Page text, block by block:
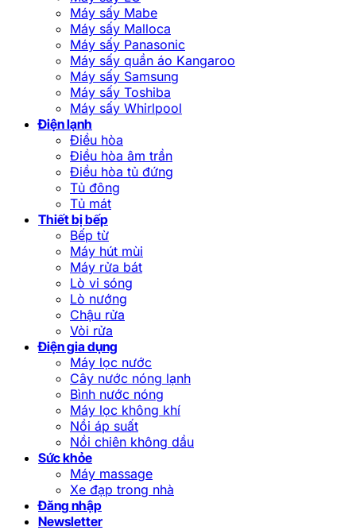
Máy sấy Mabe
Máy sấy Malloca
Máy sấy Panasonic
Máy sấy quần áo Kangaroo
Máy sấy Samsung
Máy sấy Toshiba
Máy sấy Whirlpool
Điện lạnh
Điều hòa
Điều hòa âm trần
Điều hòa tủ đứng
Tủ đông
Tủ mát
Thiết bị bếp
Bếp từ
Máy hút mùi
Máy rửa bát
Lò vi sóng
Lò nướng
Chậu rửa
Vòi rửa
Điện gia dụng
Máy lọc nước
Cây nước nóng lạnh
Bình nước nóng
Máy lọc không khí
Nồi áp suất
Nồi chiên không dầu
Sức khỏe
Máy massage
Xe đạp trong nhà
Đăng nhập
Newsletter